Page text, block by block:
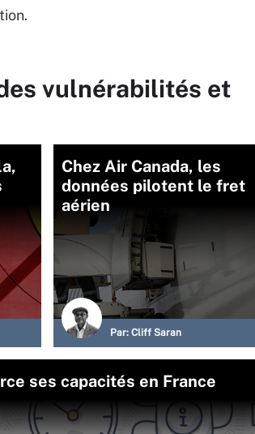
vulnérabilités et
Chez Air Canada, les
données pilotent le fret
aérien
Par: Cliff Saran
ses capacités en France